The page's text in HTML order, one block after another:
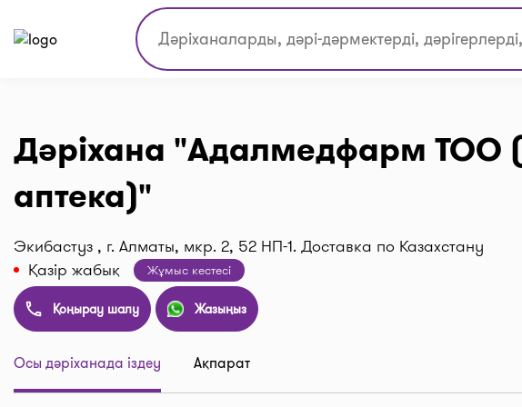
Дәріхана "Адалмедфарм ТОО
аптека)"
Экибастуз , г. Алматы, мкр. 2, 52 НП-1. Доставка по Казахстану
Қазір жабық
Жұмыс кестесі
Қоңырау шалу Жазыңыз
Осы дәріханада іздеу Ақпарат